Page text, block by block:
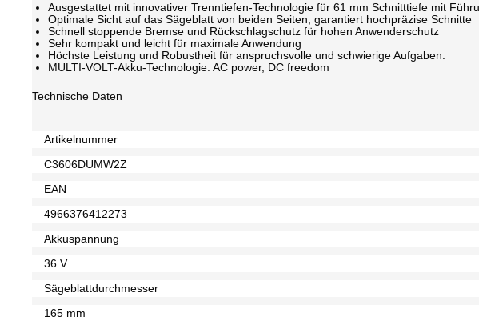
Ausgestattet mit innovativer Trenntiefen-Technologie für 61 mm Schnitttiefe mit
Optimale Sicht auf das Sägeblatt von beiden Seiten, garantiert hochpräzise Schnitte
Schnell stoppende Bremse und Rückschlagschutz für hohen Anwenderschutz
Sehr kompakt und leicht für maximale Anwendung
Höchste Leistung und Robustheit für anspruchsvolle und schwierige Aufgaben.
MULTI-VOLT-Akku-Technologie: AC power, DC freedom
Technische Daten
Artikelnummer
C3606DUMW2Z
EAN
4966376412273
Akkuspannung
36 V
Sägeblattdurchmesser
165 mm